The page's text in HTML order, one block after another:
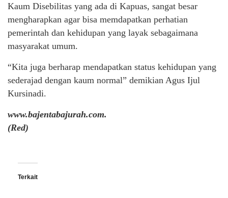
Kaum Disebilitas yang ada di Kapuas, sangat besar
mengharapkan agar bisa memdapatkan perhatian
pemerintah dan kehidupan yang layak sebagaimana
masyarakat umum.
“Kita juga berharap mendapatkan status kehidupan yang
sederajad dengan kaum normal” demikian Agus Ijul
Kursinadi.
www.bajentabajurah.com.
(Red)
Terkait